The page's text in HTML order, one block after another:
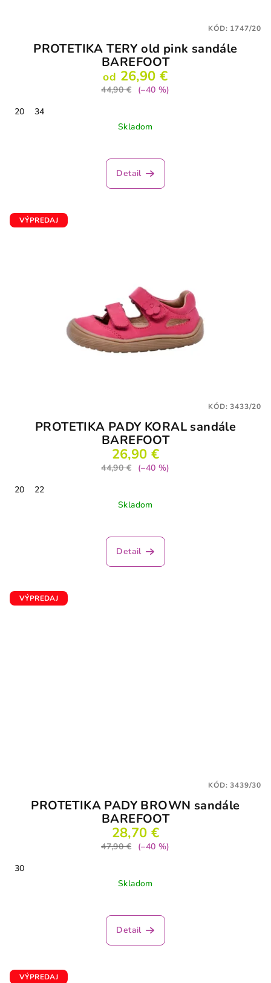
PROTETIKA TERY old pink sandále
BAREFOOT
od 26,90 €
44,90 €
(–40 %)
20
34
Skladom
Detail
KÓD: 1747/20
VÝPREDAJ
PROTETIKA PADY KORAL sandále
BAREFOOT
26,90 €
44,90 €
(–40 %)
20
22
Skladom
Detail
KÓD:3433/20
VÝPREDAJ
PROTETIKA PADY BROWN sandále
BAREFOOT
28,70 €
47,90 €
(–40 %)
30
Skladom
Detail
KÓD:3439/30
VÝPREDAJ